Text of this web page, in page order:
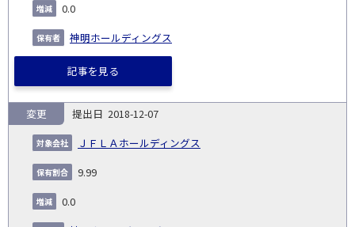
0.0
神明ホールディングス
記事を見る
2018-12-07
ＪＦＬＡホールディングス
変更
9.99
0.0